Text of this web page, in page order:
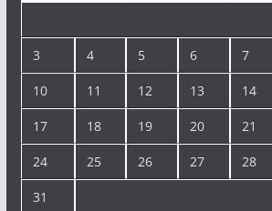
3 4 5 6 7
10 11 12 13 14
17 18 19 20 21
24 25 26 27 28
31